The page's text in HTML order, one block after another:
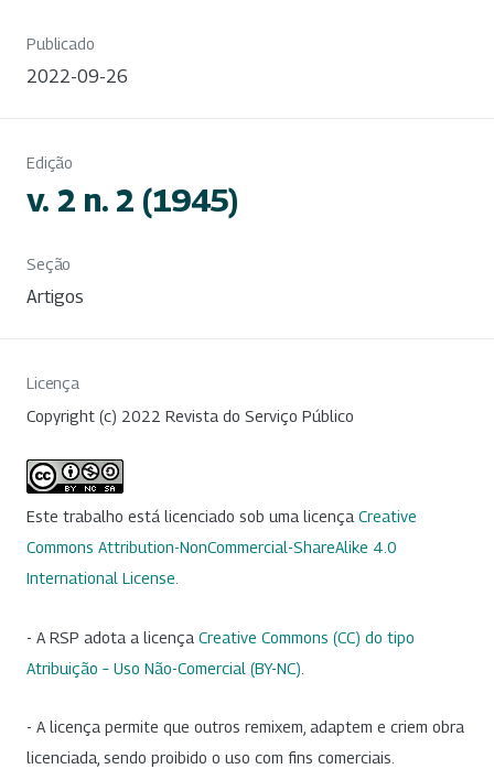
Publicado
2022-09-26
Edição
v. 2 n. 2 (1945)
Seção
Artigos
Licença
Copyright (c) 2022 Revista do Serviço Público
Este trabalho está licenciado sob uma licença Creative
Commons Attribution-NonCommercial-ShareAlike 4.0
International License
- A RSP adota a licença Creative Commons (CC) do tipo
Atribuição – Uso Não-Comercial (BY-NC)
- A licença permite que outros remixem, adaptem e criem obra
licenciada, sendo proibido o uso com fins comerciais.